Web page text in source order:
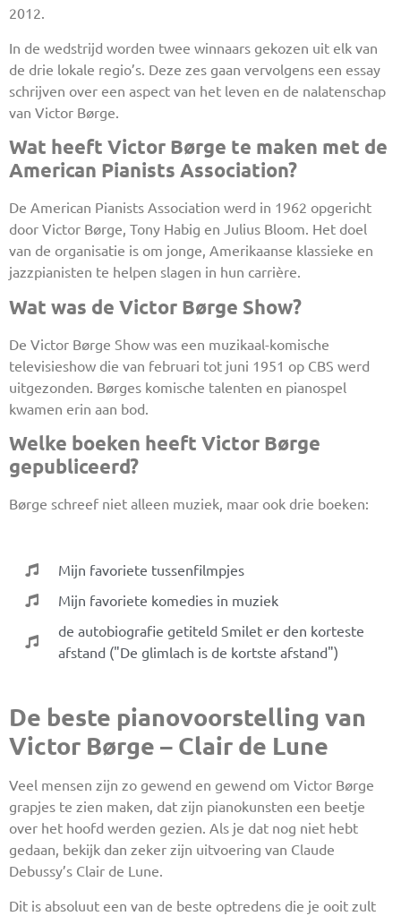
2012.
In de wedstrijd worden twee winnaars gekozen uit elk van
de drie lokale regio’s. Deze zes gaan vervolgens een essay
schrijven over een aspect van het leven en de nalatenschap
van Victor Børge.
Wat heeft Victor Børge te maken met de
American Pianists Association?
De American Pianists Association werd in 1962 opgericht
door Victor Børge, Tony Habig en Julius Bloom. Het doel
van de organisatie is om jonge, Amerikaanse klassieke en
jazzpianisten te helpen slagen in hun carrière.
Wat was de Victor Børge Show?
De Victor Børge Show was een muzikaal-komische
televisieshow die van februari tot juni 1951 op CBS werd
uitgezonden. Børges komische talenten en pianospel
kwamen erin aan bod.
Welke boeken heeft Victor Børge
gepubliceerd?
Børge schreef niet alleen muziek, maar ook drie boeken:
Mijn favoriete tussenfilmpjes
Mijn favoriete komedies in muziek
de autobiografie getiteld Smilet er den korteste
afstand ("De glimlach is de kortste afstand")
De beste pianovoorstelling van
Victor Børge – Clair de Lune
Veel mensen zijn zo gewend en gewend om Victor Børge
grapjes te zien maken, dat zijn pianokunsten een beetje
over het hoofd werden gezien. Als je dat nog niet hebt
gedaan, bekijk dan zeker zijn uitvoering van Claude
Debussy’s Clair de Lune.
Dit is absoluut een van de beste optredens die je ooit zult